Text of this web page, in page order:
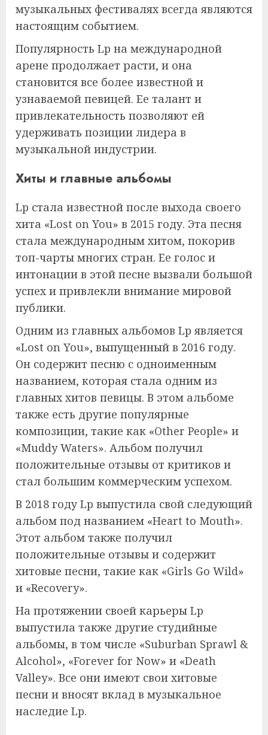
музыкальных фестивалях всегда являются
настоящим событием.
Популярность Lp на международной
арене продолжает расти, и она
становится все более известной и
узнаваемой певицей. Ее талант и
привлекательность позволяют ей
удерживать позиции лидера в
музыкальной индустрии.
Хиты и главные альбомы
Lp стала известной после выхода своего
хита «Lost on You» в 2015 году. Эта песня
стала международным хитом, покорив
топ-чарты многих стран. Ее голос и
интонации в этой песне вызвали большой
успех и привлекли внимание мировой
публики.
Одним из главных альбомов Lp является
«Lost on You», выпущенный в 2016 году.
Он содержит песню с одноименным
названием, которая стала одним из
главных хитов певицы. В этом альбоме
также есть другие популярные
композиции, такие как «Other People» и
«Muddy Waters». Альбом получил
положительные отзывы от критиков и
стал большим коммерческим успехом.
В 2018 году Lp выпустила свой следующий
альбом под названием «Heart to Mouth».
Этот альбом также получил
положительные отзывы и содержит
хитовые песни, такие как «Girls Go Wild»
и «Recovery».
На протяжении своей карьеры Lp
выпустила также другие студийные
альбомы, в том числе «Suburban Sprawl &
Alcohol», «Forever for Now» и «Death
Valley». Все они имеют свои хитовые
песни и вносят вклад в музыкальное
наследие Lp.